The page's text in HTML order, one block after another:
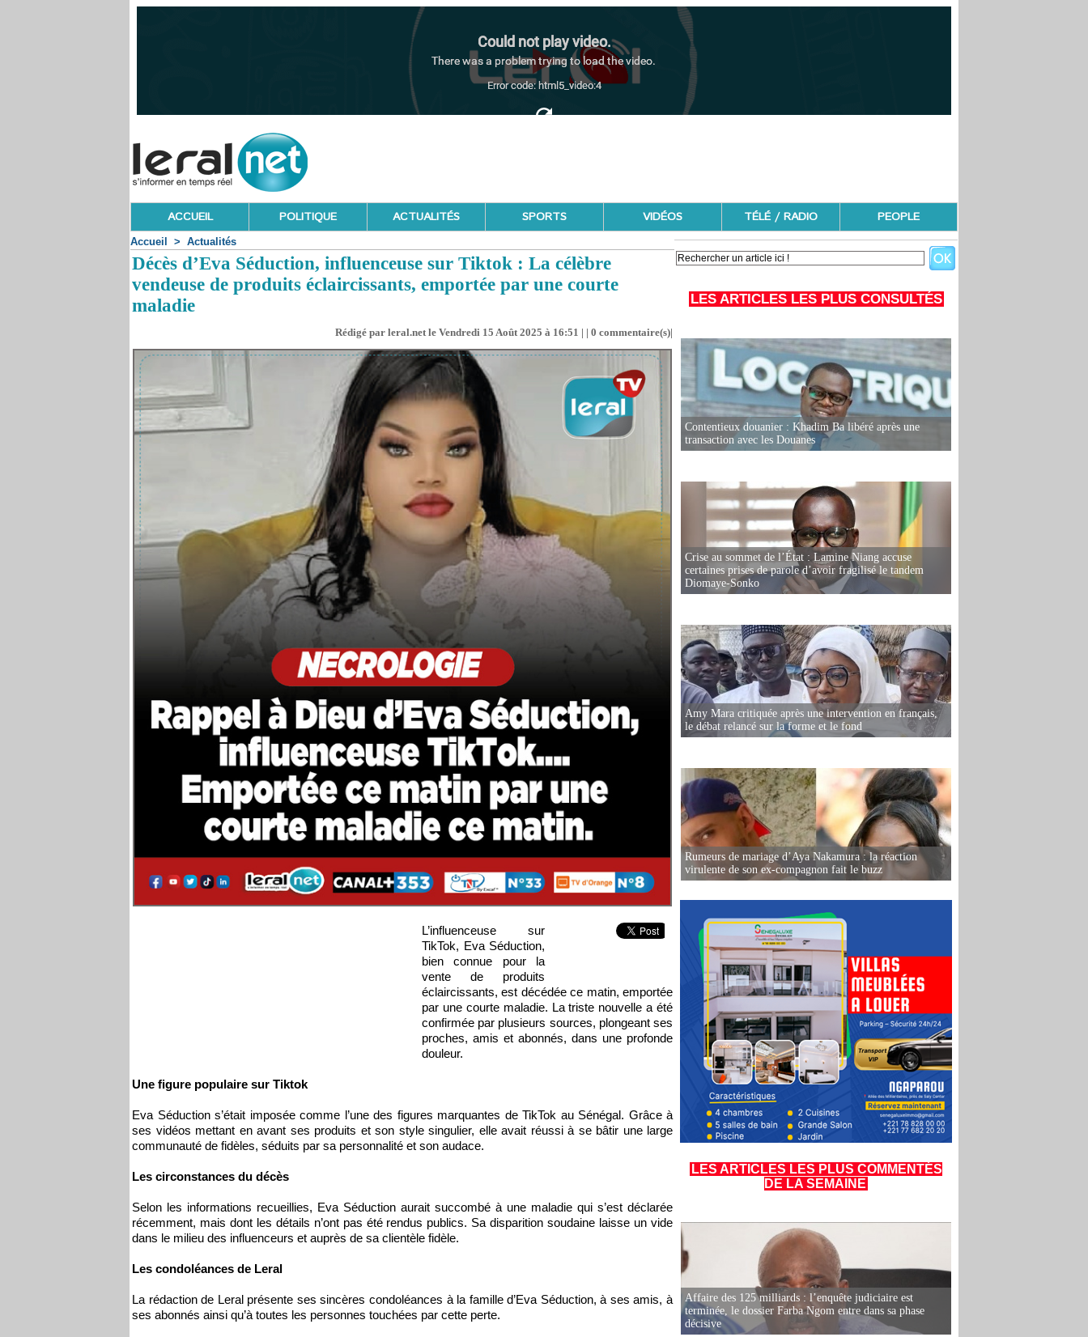
ACCUEIL POLITIQUE ACTUALITÉS SPORTS VIDÉOS TÉLÉ / RADIO PEOPLE
Accueil > Actualités
Décès d’Eva Séduction, influenceuse sur Tiktok : La célèbre
vendeuse de produits éclaircissants, emportée par une courte
maladie
Rédigé par leral.net le Vendredi 15 Août 2025 à 16:51 | | 0 commentaire(s)|
L’influenceuse sur
TikTok, Eva Séduction,
bien connue pour la
vente de produits
éclaircissants, est décédée ce matin, emportée
par une courte maladie. La triste nouvelle a été
confirmée par plusieurs sources, plongeant ses
proches, amis et abonnés, dans une profonde
douleur.
Une figure populaire sur Tiktok
Eva Séduction s’était imposée comme l’une des figures marquantes de TikTok au Sénégal. Grâce à
ses vidéos mettant en avant ses produits et son style singulier, elle avait réussi à se bâtir une large
communauté de fidèles, séduits par sa personnalité et son audace.
Les circonstances du décès
Selon les informations recueillies, Eva Séduction aurait succombé à une maladie qui s’est déclarée
récemment, mais dont les détails n’ont pas été rendus publics. Sa disparition soudaine laisse un vide
dans le milieu des influenceurs et auprès de sa clientèle fidèle.
Les condoléances de Leral
La rédaction de Leral présente ses sincères condoléances à la famille d’Eva Séduction, à ses amis, à
ses abonnés ainsi qu’à toutes les personnes touchées par cette perte.
LES ARTICLES LES PLUS CONSULTÉS
Contentieux douanier : Khadim Ba libéré après une
transaction avec les Douanes
Crise au sommet de l’État : Lamine Niang accuse
certaines prises de parole d’avoir fragilisé le tandem
Diomaye-Sonko
Amy Mara critiquée après une intervention en français,
le débat relancé sur la forme et le fond
Rumeurs de mariage d’Aya Nakamura : la réaction
virulente de son ex-compagnon fait le buzz
LES ARTICLES LES PLUS COMMENTÉS
DE LA SEMAINE
Affaire des 125 milliards : l’enquête judiciaire est
terminée, le dossier Farba Ngom entre dans sa phase
décisive